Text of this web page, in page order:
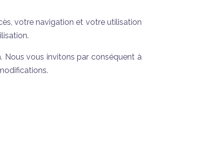
votre navigation et votre utilisation
Nous vous invitons par conséquent à